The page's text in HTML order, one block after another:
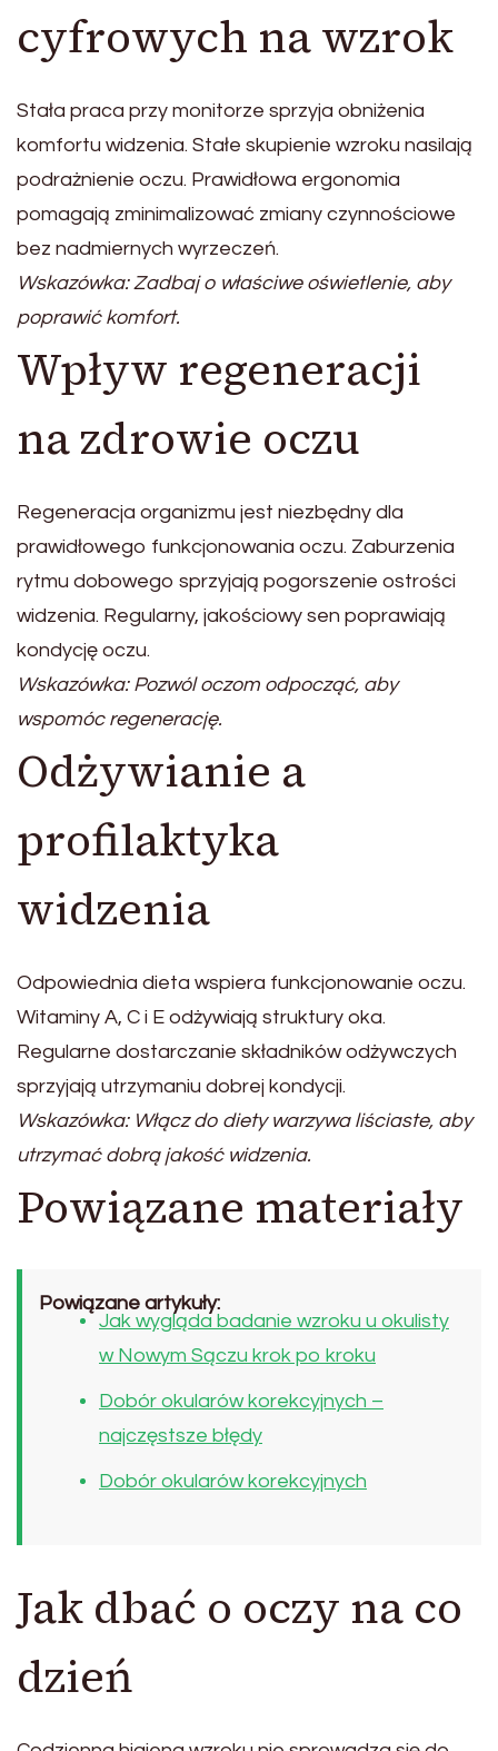
cyfrowych na wzrok
Stała praca przy monitorze sprzyja obniżenia
komfortu widzenia. Stałe skupienie wzroku nasilają
podrażnienie oczu. Prawidłowa ergonomia
pomagają zminimalizować zmiany czynnościowe
bez nadmiernych wyrzeczeń.
Wskazówka: Zadbaj o właściwe oświetlenie, aby
poprawić komfort.
Wpływ regeneracji
na zdrowie oczu
Regeneracja organizmu jest niezbędny dla
prawidłowego funkcjonowania oczu. Zaburzenia
rytmu dobowego sprzyjają pogorszenie ostrości
widzenia. Regularny, jakościowy sen poprawiają
kondycję oczu.
Wskazówka: Pozwól oczom odpocząć, aby
wspomóc regenerację.
Odżywianie a
profilaktyka
widzenia
Odpowiednia dieta wspiera funkcjonowanie oczu.
Witaminy A, C i E odżywiają struktury oka.
Regularne dostarczanie składników odżywczych
sprzyjają utrzymaniu dobrej kondycji.
Wskazówka: Włącz do diety warzywa liściaste, aby
utrzymać dobrą jakość widzenia.
Powiązane materiały
Powiązane artykuły:
Jak wygląda badanie wzroku u okulisty
w Nowym Sączu krok po kroku
Dobór okularów korekcyjnych –
najczęstsze błędy
Dobór okularów korekcyjnych
Jak dbać o oczy na co
dzień